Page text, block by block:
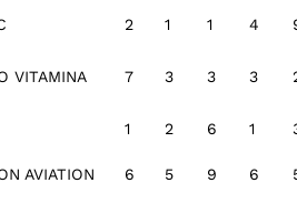
2 1 1 4
VITAMINA 7 3 3 3
1 2 6 1
AVIATION 6 5 9 6